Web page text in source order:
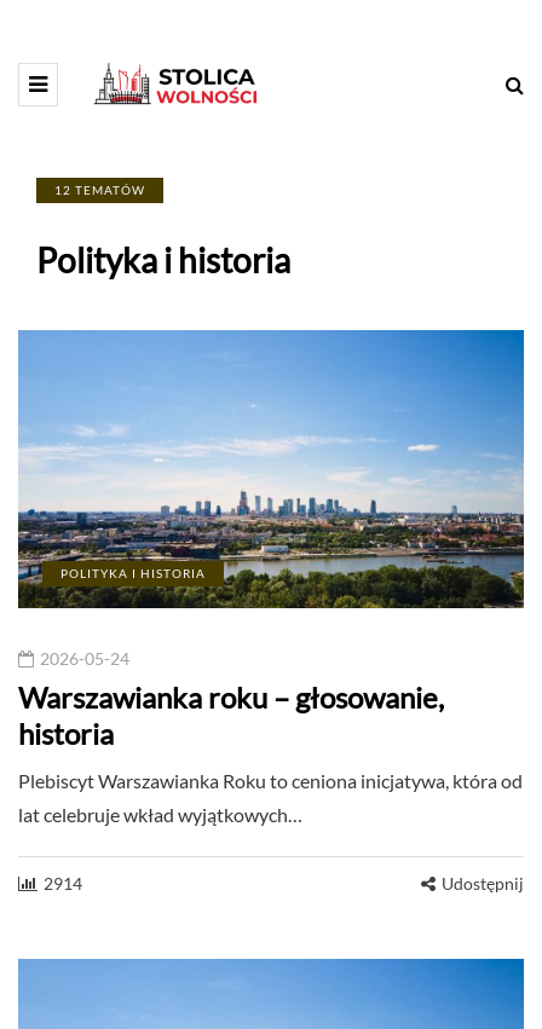
12 TEMATÓW
Polityka i historia
POLITYKA I HISTORIA
2026-05-24
Warszawianka roku – głosowanie,
historia
Plebiscyt Warszawianka Roku to ceniona inicjatywa, która od
lat celebruje wkład wyjątkowych…
2914 Udostępnij